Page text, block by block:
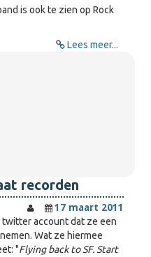
is ook te zien op Rock
Lees meer...
recorden
17 maart 2011
account dat ze een
Wat ze hiermee
"Flying back to SF. Start